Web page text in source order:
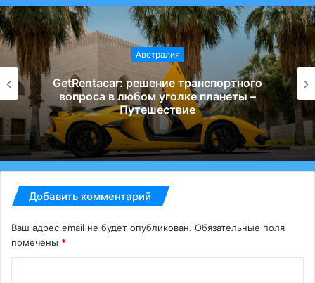
Австралия
GetRentacar: решение транспортного
вопроса в любом уголке планеты –
Путешествие
Добавить комментарий
Ваш адрес email не будет опубликован. Обязательные поля
помечены *